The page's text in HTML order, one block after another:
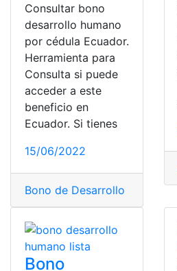
Consultar bono
desarrollo humano
por cédula Ecuador.
Herramienta para
Consulta si puede
acceder a este
beneficio en
Ecuador. Si tienes
15/06/2022
Bono de Desarrollo Humano
Bono